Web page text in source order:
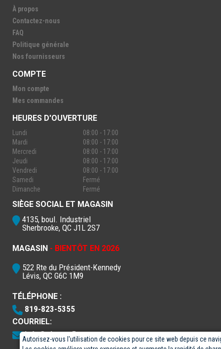
Autorisez-vous l'utilisation de cookies pour ce site web depuis ce
À propos
Contactez-nous
FAQ
Politique générale
Nos fournisseurs
COMPTE
Mon compte
Mes commandes
HEURES D'OUVERTURE
Lundi
08:00 - 17:00
Mardi
08:00 - 17:00
Mercredi
08:00 - 17:00
Jeudi
08:00 - 17:00
Vendredi
08:00 - 17:00
Samedi
Fermé
Dimanche
Fermé
SIÈGE SOCIAL ET MAGASIN
4135, boul. Industriel
Sherbrooke, QC J1L 2S7
MAGASIN - BIENTÔT EN 2026
522 Rte du Président-Kennedy
Lévis, QC G6C 1M9
TÉLÉPHONE :
819-823-5355
COURRIEL:
info@electro5.com